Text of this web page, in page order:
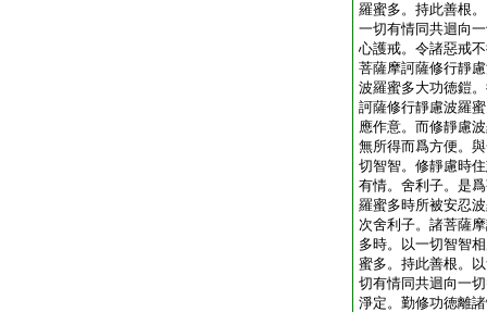
羅蜜多。持此善根
一切有情同共迴向
心護戒。令諸惡戒
菩薩摩訶薩修行靜
波羅蜜多大功徳鎧
訶薩修行靜慮波羅
應作意。而修靜慮
無所得而爲方便。
切智智。修靜慮時
有情。舍利子。是
羅蜜多時所被安忍
次舍利子。諸菩薩
多時。以一切智智
蜜多。持此善根。
切有情同共迴向一
淨定。勤修功徳離